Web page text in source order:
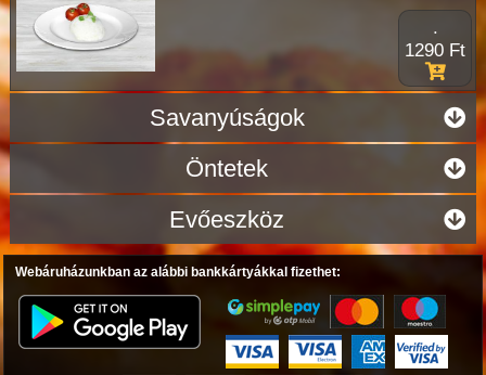
.
1290 Ft
Savanyúságok
Öntetek
Evőeszköz
Webáruházunkban az alábbi bankkártyákkal fizethet: